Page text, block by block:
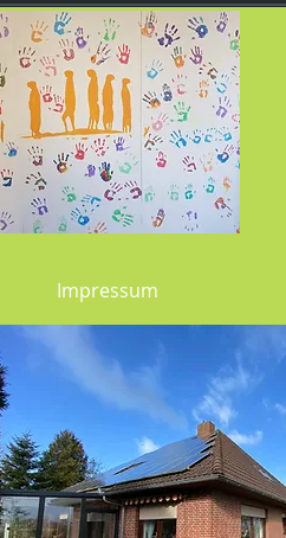
Impressum